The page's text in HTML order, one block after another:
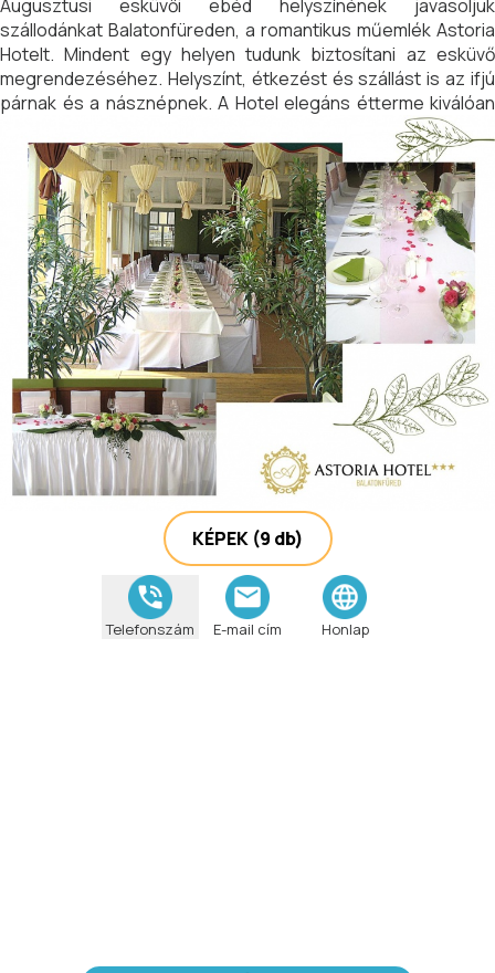
Augusztusi esküvői ebéd helyszínének javasoljuk
szállodánkat Balatonfüreden, a romantikus műemlék Astoria
Hotelt. Mindent egy helyen tudunk biztosítani az esküvő
megrendezéséhez. Helyszínt, étkezést és szállást is az ifjú
párnak és a násznépnek. A Hotel elegáns étterme kiválóan
alkalmas esküvői ebédek, vacsorák lebonyolítására.
Csodálatos álomesküvője lehet Balatonfüreden. Szeretettel
várjuk ajánlatkérését.
KÉPEK(9 db)
Telefonszám E-mail cím Honlap